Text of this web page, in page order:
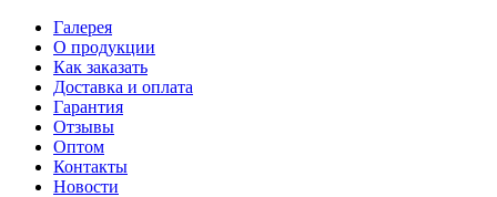
Галерея
О продукции
Как заказать
Доставка и оплата
Гарантия
Отзывы
Оптом
Контакты
Новости